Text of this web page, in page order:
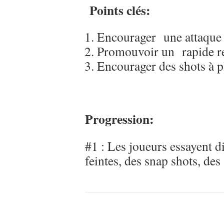
Points clés:
Encourager une
Promouvoir un rapide
Encourager des shots à
Progression:
#1 : Les joueurs essayent
feintes, des snap shots,